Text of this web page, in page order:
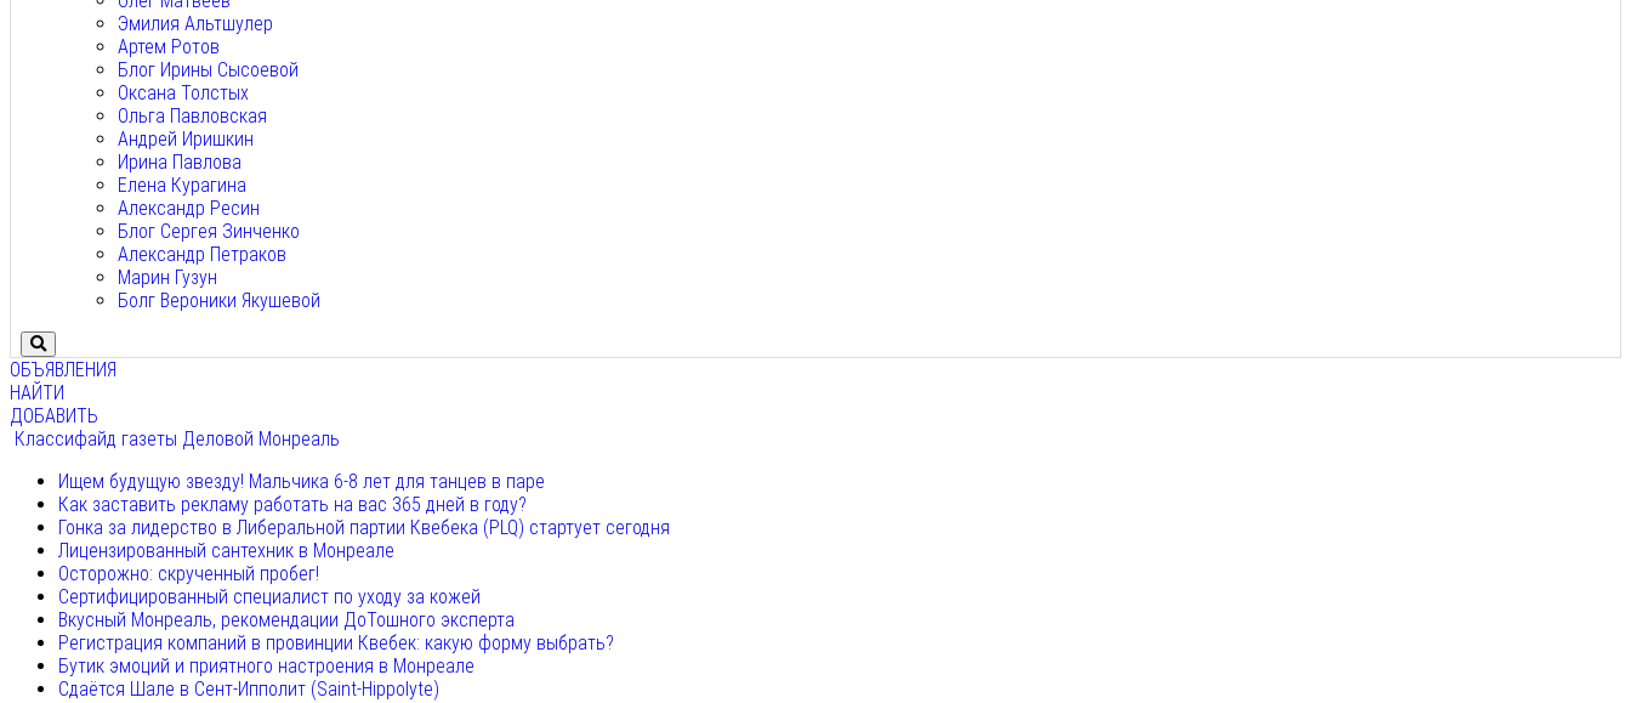
Эмилия Альтшулер
Артем Ротов
Блог Ирины Сысоевой
Оксана Толстых
Ольга Павловская
Андрей Иришкин
Ирина Павлова
Елена Курагина
Александр Ресин
Блог Сергея Зинченко
Александр Петраков
Марин Гузун
Болг Вероники Якушевой
ОБЪЯВЛЕНИЯ
НАЙТИ
ДОБАВИТЬ
Классифайд газеты Деловой Монреаль
Ищем будущую звезду! Мальчика 6-8 лет для танцев в паре
Как заставить рекламу работать на вас 365 дней в году?
Гонка за лидерство в Либеральной партии Квебека (PLQ) стартует сегодня
Лицензированный сантехник в Монреале
Осторожно: скрученный пробег!
Сертифицированный специалист по уходу за кожей
Вкусный Монреаль, рекомендации ДоТошного эксперта
Регистрация компаний в провинции Квебек: какую форму выбрать?
Бутик эмоций и приятного настроения в Монреале
Сдаётся Шале в Сент-Ипполит (Saint-Hippolyte)